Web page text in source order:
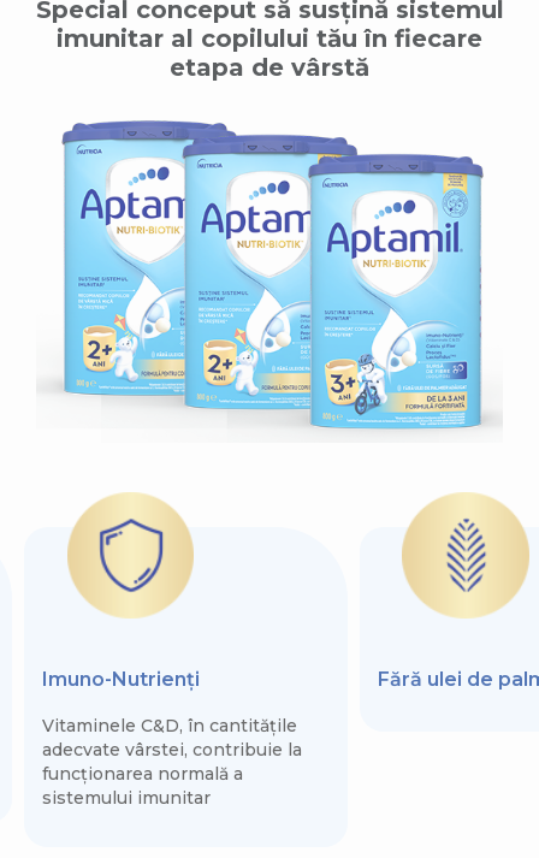
Special conceput să susțină sistemul
imunitar al copilului tău în fiecare
etapa de vârstă
Imuno-Nutrienți
Vitaminele C&D, în cantitățile
adecvate vârstei, contribuie la
funcționarea normală a
sistemului imunitar
Fără ulei de